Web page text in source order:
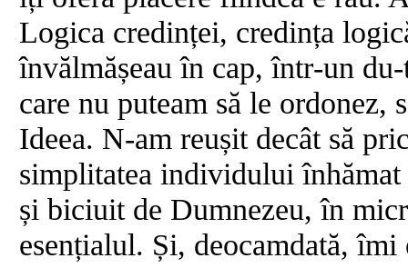
Logica credinței, credința
învălmășeau în cap, într‐un
care nu puteam să le ordonez,
Ideea. N‐am reușit decât să
simplitatea individului
și biciuit de Dumnezeu, în
esențialul. Și, deocamdată,